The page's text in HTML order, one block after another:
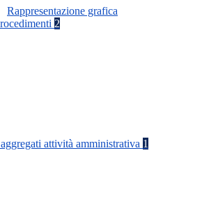
Rappresentazione grafica
2
attività amministrativa 1